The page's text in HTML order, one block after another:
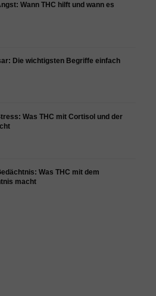
Wann THC hilft und wann es
Die wichtigsten Begriffe einfach
Was THC mit Cortisol und der
Was THC mit dem
macht